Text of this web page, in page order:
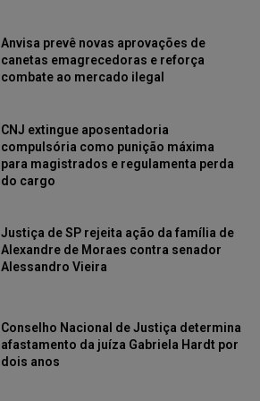
Anvisa prevê novas aprovações de
canetas emagrecedoras e reforça
combate ao mercado ilegal
CNJ extingue aposentadoria
compulsória como punição máxima
para magistrados e regulamenta perda
do cargo
Justiça de SP rejeita ação da família de
Alexandre de Moraes contra senador
Alessandro Vieira
Conselho Nacional de Justiça determina
afastamento da juíza Gabriela Hardt por
dois anos